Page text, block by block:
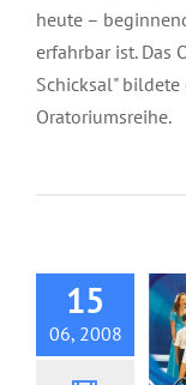
heute –
erfahrbar ist. Das
Schicksal"
Oratoriumsreihe.
15
06, 2008